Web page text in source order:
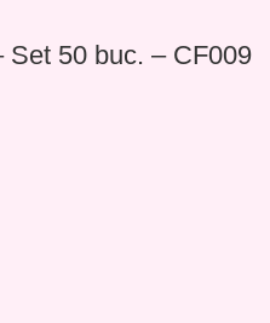
Set 50 buc. – CF009